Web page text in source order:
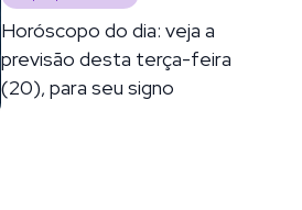
Horóscopo do dia: veja a
previsão desta terça-feira
(20), para seu signo